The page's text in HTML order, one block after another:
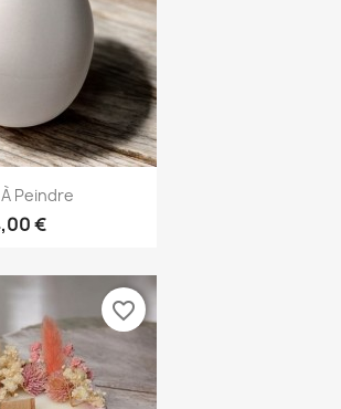
rapide
Peindre
€
favorite_border